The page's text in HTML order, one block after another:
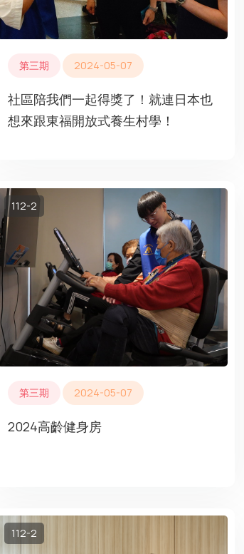
第三期 2024-05-07
社區陪我們一起得獎了！就連日本也
想來跟東福開放式養生村學！
112-2
第三期 2024-05-07
2024高齡健身房
112-2